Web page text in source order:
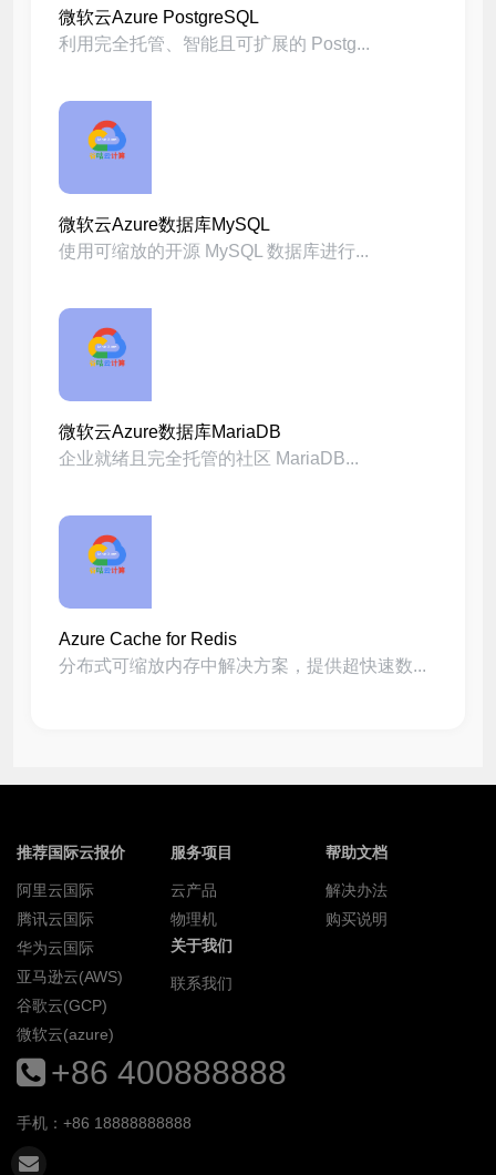
微软云Azure PostgreSQL
利用完全托管、智能且可扩展的 Postg...
微软云Azure数据库MySQL
使用可缩放的开源 MySQL 数据库进行...
微软云Azure数据库MariaDB
企业就绪且完全托管的社区 MariaDB...
Azure Cache for Redis
分布式可缩放内存中解决方案，提供超快速数...
推荐国际云报价
阿里云国际
腾讯云国际
华为云国际
亚马逊云(AWS)
谷歌云(GCP)
微软云(azure)
服务项目
云产品
物理机
帮助文档
解决办法
购买说明
关于我们
联系我们
+86 400888888
手机：+86 18888888888